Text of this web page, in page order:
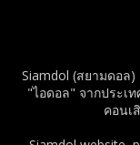
Siamdol (สยามดอล
"ไอดอล" จากประเ
คอนเ